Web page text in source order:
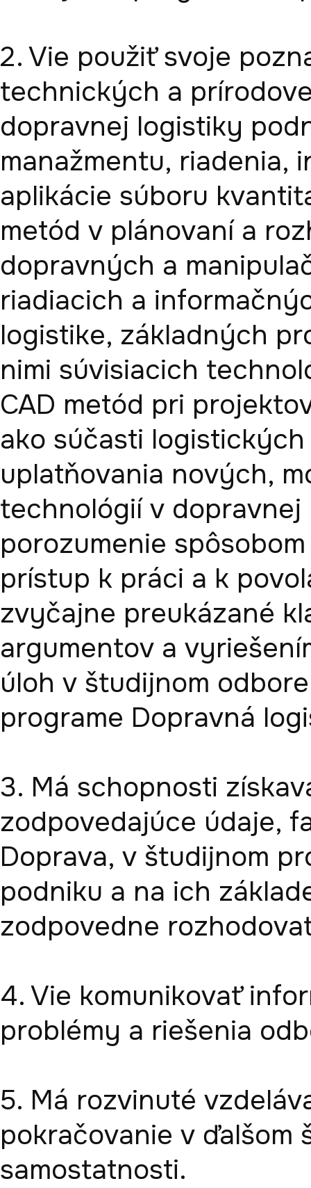
2. Vie použiť svoje
technických a
dopravnej logistiky
manažmentu, riadenia,
aplikácie súboru
metód v plánovaní a
dopravných a
riadiacich a
logistike, základných
nimi súvisiacich
CAD metód pri
ako súčasti
uplatňovania nových,
technológií v
porozumenie
prístup k práci a k
zvyčajne preukázané
argumentov a
úloh v študijnom
programe Dopravná
3. Má schopnosti
zodpovedajúce údaje,
Doprava, v študijnom
podniku a na ich
zodpovedne
4. Vie komunikovať
problémy a riešenia
5. Má rozvinuté
pokračovanie v ďalšom
samostatnosti.